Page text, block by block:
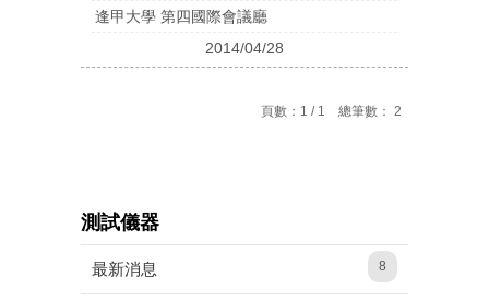
逢甲大學 第四國際會議廳
2014/04/28
頁數：1 / 1 總筆數： 2
測試儀器
最新消息 8